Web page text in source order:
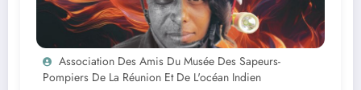
Association Des Amis Du Musée Des Sapeurs-
Pompiers De La Réunion Et De L'océan Indien